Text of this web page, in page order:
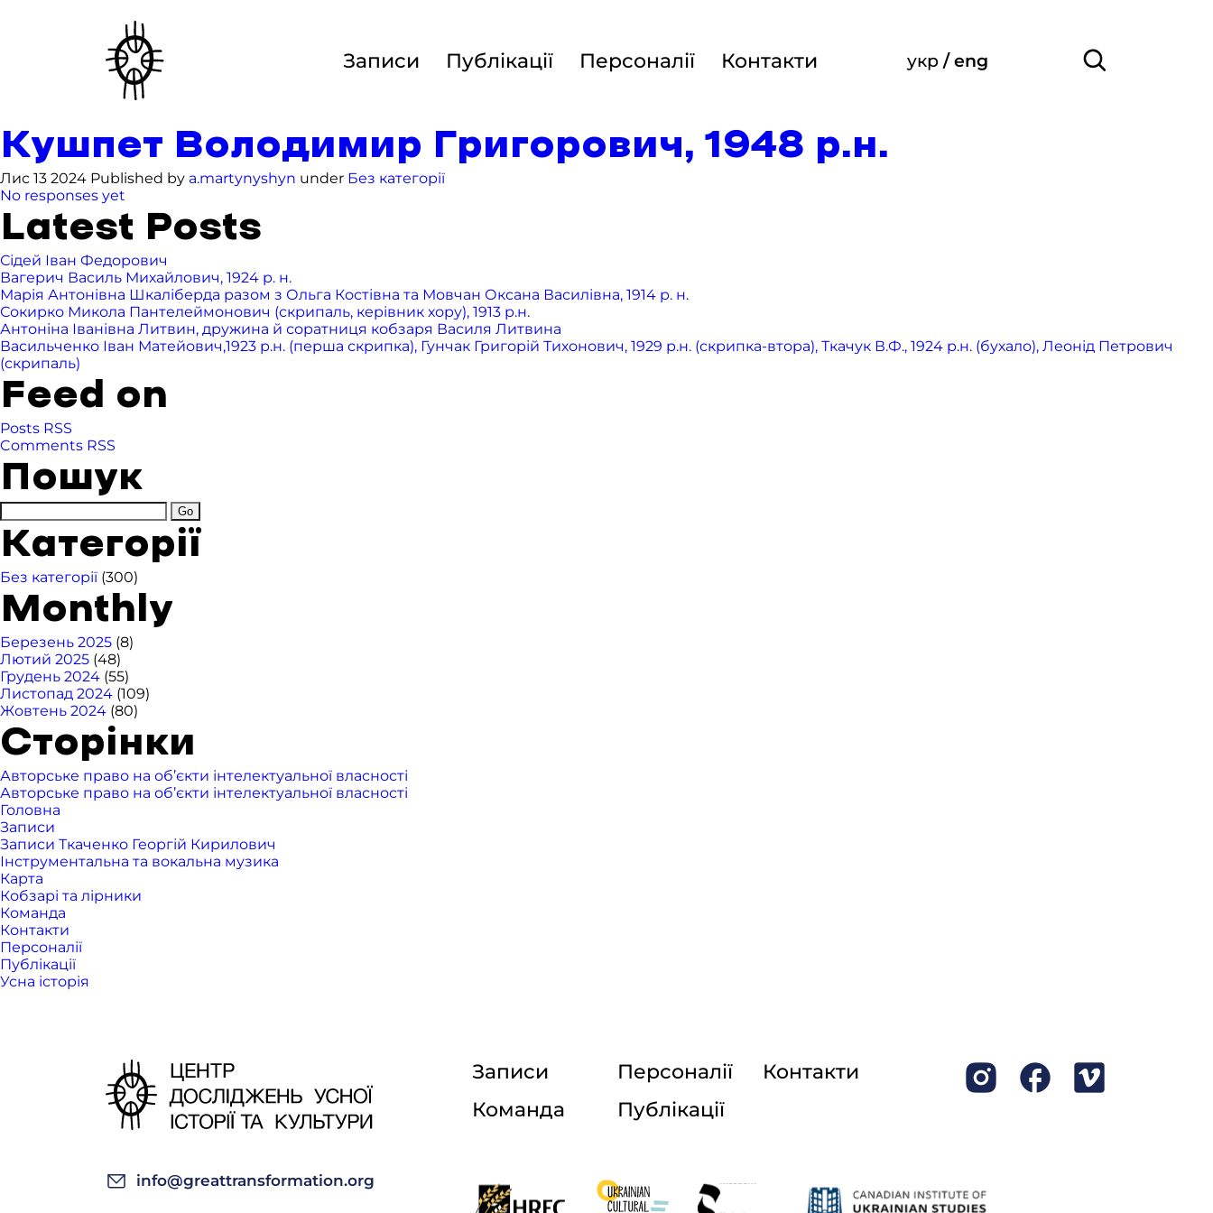
Записи Публікації Персоналії Контакти укр / eng
Кушпет Володимир Григорович, 1948 р.н.
Лис 13 2024 Published by a.martynyshyn under Без категорії
No responses yet
Latest Posts
Сідей Іван Федорович
Вагерич Василь Михайлович, 1924 р. н.
Марія Антонівна Шкаліберда разом з Ольга Костівна та Мовчан Оксана Василівна, 1914 р. н.
Сокирко Микола Пантелеймонович (скрипаль, керівник хору), 1913 р.н.
Антоніна Іванівна Литвин, дружина й соратниця кобзаря Василя Литвина
Васильченко Іван Матейович,1923 р.н. (перша скрипка), Гунчак Григорій Тихонович, 1929 р.н. (скрипка-втора), Ткачук В.Ф., 1924 р.н. (бухало), Леонід Петрович
(скрипаль)
Feed on
Posts RSS
Comments RSS
Пошук
Категорії
Без категорії (300)
Monthly
Березень 2025 (8)
Лютий 2025 (48)
Грудень 2024 (55)
Листопад 2024 (109)
Жовтень 2024 (80)
Сторінки
Авторське право на об’єкти інтелектуальної власності
Авторське право на об’єкти інтелектуальної власності
Головна
Записи
Записи Ткаченко Георгій Кирилович
Інструментальна та вокальна музика
Карта
Кобзарі та лірники
Команда
Контакти
Персоналії
Публікації
Усна історія
Записи
Команда
Персоналії
Публікації
Контакти
info@greattransformation.org